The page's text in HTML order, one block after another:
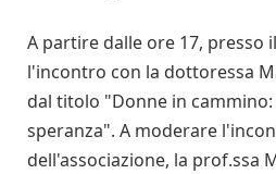
A partire dalle ore 17, presso
l'incontro con la dottoressa
dal titolo "Donne in
speranza". A moderare
dell'associazione, la prof.ssa